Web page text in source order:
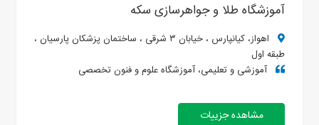
آموزشگاه طلا و جواهرسازی سکه
اهواز، کیانپارس ، خیابان ۳ شرقی ، ساختمان پزشکان پارسیان ،
طبقه اول
آموزشی و تعلیمی، آموزشگاه علوم و فنون تخصصی
مشاهده جزییات